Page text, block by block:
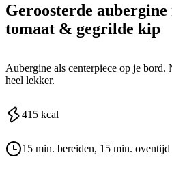
Geroosterde
tomaat & gegrilde kip
Aubergine als centerpiece op je bord.
heel lekker.
415 kcal
15 min. bereiden, 15 min. oventijd